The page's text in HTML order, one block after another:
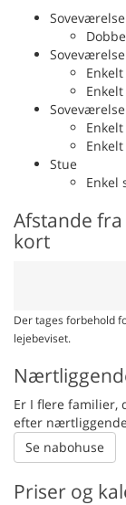
Soveværelse
Soveværelse
Soveværelse
Stue
Enkel
Afstande
kort
Der tages forbehold
lejebeviset.
Er I flere familier,
efter
Se nabohuse
Priser og